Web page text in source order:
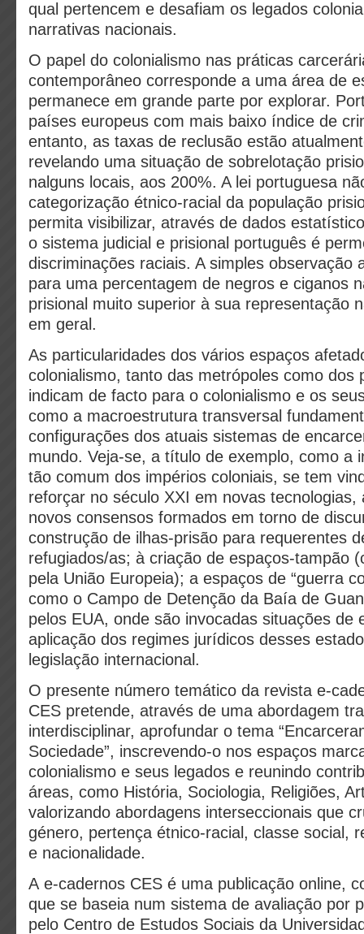
qual pertencem e desafiam os legados
narrativas nacionais.
O papel do colonialismo nas práticas
contemporâneo corresponde a uma área de
permanece em grande parte por explorar.
países europeus com mais baixo índice de
entanto, as taxas de reclusão estão
revelando uma situação de sobrelotação
nalguns locais, aos 200%. A lei portuguesa
categorização étnico-racial da população
permita visibilizar, através de dados
o sistema judicial e prisional português é
discriminações raciais. A simples observação
para uma percentagem de negros e ciganos
prisional muito superior à sua representação
em geral.
As particularidades dos vários espaços
colonialismo, tanto das metrópoles como dos
indicam de facto para o colonialismo e os
como a macroestrutura transversal
configurações dos atuais sistemas de
mundo. Veja-se, a título de exemplo, como a
tão comum dos impérios coloniais, se tem
reforçar no século XXI em novas tecnologias,
novos consensos formados em torno de
construção de ilhas-prisão para requerentes
refugiados/as; à criação de espaços-tampão
pela União Europeia); a espaços de “guerra
como o Campo de Detenção da Baía de
pelos EUA, onde são invocadas situações de
aplicação dos regimes jurídicos desses
legislação internacional.
O presente número temático da revista e-
CES pretende, através de uma abordagem
interdisciplinar, aprofundar o tema
Sociedade”, inscrevendo-o nos espaços
colonialismo e seus legados e reunindo
áreas, como História, Sociologia, Religiões,
valorizando abordagens interseccionais que
género, pertença étnico-racial, classe social,
e nacionalidade.
A e-cadernos CES é uma publicação online,
que se baseia num sistema de avaliação por
pelo Centro de Estudos Sociais da